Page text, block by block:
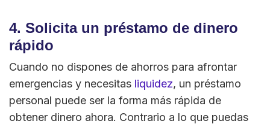
4. Solicita un préstamo de dinero
rápido
Cuando no dispones de ahorros para afrontar
emergencias y necesitas liquidez, un préstamo
personal puede ser la forma más rápida de
obtener dinero ahora. Contrario a lo que puedas